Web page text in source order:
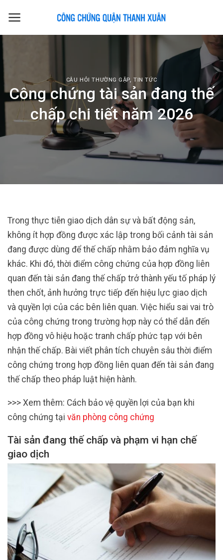
CÂU HỎI THƯỜNG GẶP,TIN TỨC
Công chứng tài sản đang thế
chấp chi tiết năm 2026
Trong thực tiễn giao dịch dân sự và bất động sản,
không ít hợp đồng được xác lập trong bối cảnh tài sản
đang được dùng để thế chấp nhằm bảo đảm nghĩa vụ
khác. Khi đó, thời điểm công chứng của hợp đồng liên
quan đến tài sản đang thế chấp trở thành yếu tố pháp lý
then chốt, ảnh hưởng trực tiếp đến hiệu lực giao dịch
và quyền lợi của các bên liên quan. Việc hiểu sai vai trò
của công chứng trong trường hợp này có thể dẫn đến
hợp đồng vô hiệu hoặc tranh chấp phức tạp với bên
nhận thế chấp. Bài viết phân tích chuyên sâu thời điểm
công chứng trong hợp đồng liên quan đến tài sản đang
thế chấp theo pháp luật hiện hành.
>>> Xem thêm: Cách bảo vệ quyền lợi của bạn khi
công chứng tại văn phòng công chứng
Tài sản đang thế chấp và phạm vi hạn chế
giao dịch